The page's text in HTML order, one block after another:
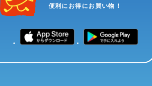
便利にお得にお買い物！